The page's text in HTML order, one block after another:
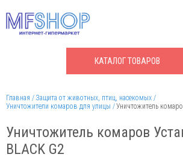
КАТАЛОГТОВАРОВ
Главная
Защита от животных, птиц, насекомых
Уничтожители комаров для улицы
Уничтожитель
Уничтожитель комаров
BLACK G2